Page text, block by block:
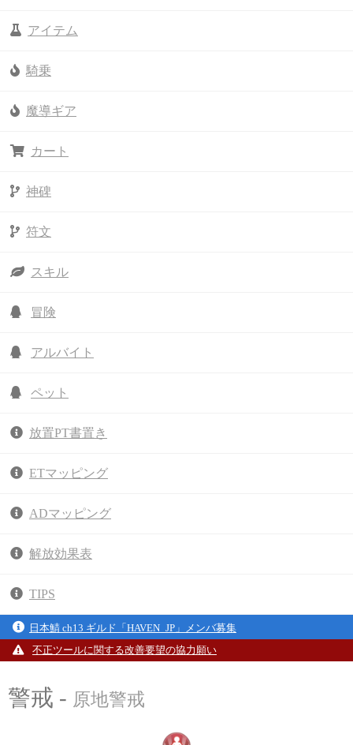
アイテム
騎乗
魔導ギア
カート
神碑
符文
スキル
冒険
アルバイト
ペット
放置PT書置き
ETマッピング
ADマッピング
解放効果表
TIPS
日本鯖 ch13 ギルド「HAVEN_JP」メンバ募集
不正ツールに関する改善要望の協力願い
警戒 - 原地警戒